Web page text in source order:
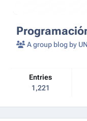
A group blog by
Entries
1,221